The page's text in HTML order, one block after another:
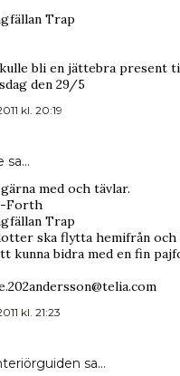
Trap
bli en jättebra present
den 29/5
kl. 20:19
sa…
med och tävlar.
Forth
Trap
ska flytta hemifrån och
kunna bidra med en fin
kl. 21:23
sa…